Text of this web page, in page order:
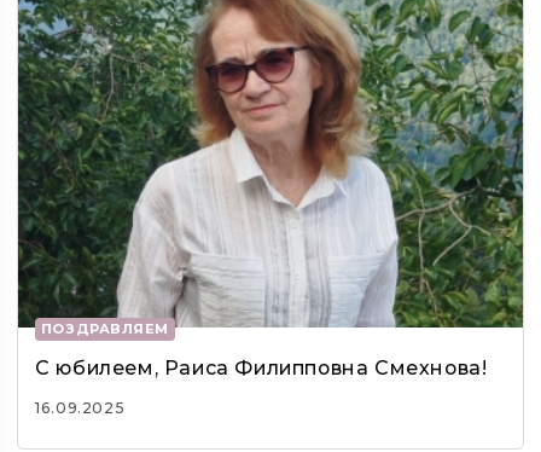
ПОЗДРАВЛЯЕМ
С юбилеем, Раиса Филипповна Смехнова!
16.09.2025